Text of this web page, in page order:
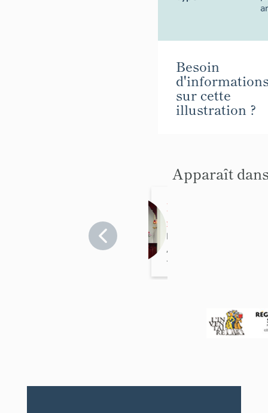
Besoin
sur cette
illustration ?
Apparaît
Le
mobilier
de la
chapelle
Hautes-
Alpes
>
L'Argentière-